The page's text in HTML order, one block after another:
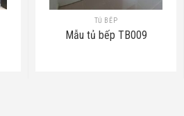
TỦ BẾP
Mẫu tủ bếp TB009